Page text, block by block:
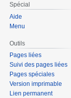
Spécial
Aide
Menu
Outils
Pages liées
Suivi des pages liées
Pages spéciales
Version imprimable
Lien permanent